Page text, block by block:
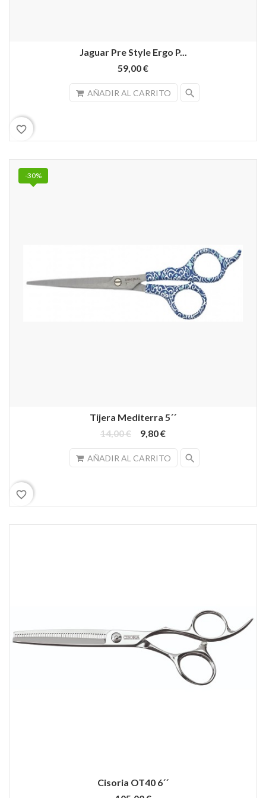
Jaguar Pre Style Ergo P...
59,00 €
AÑADIR AL CARRITO search
favorite_border
Tijera Mediterra 5´´
14,00 €
9,80 €
AÑADIR AL CARRITO search
-30%
favorite_border
Cisoria OT40 6´´